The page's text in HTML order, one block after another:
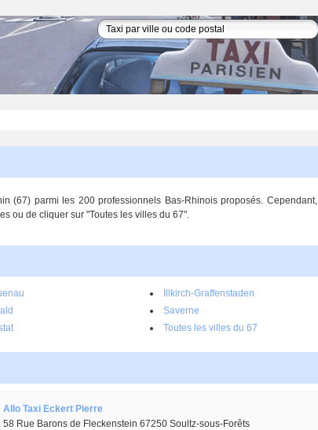
(67) parmi les 200 professionnels Bas-Rhinois proposés. Cependant,
ou de cliquer sur "Toutes les villes du 67".
Illkirch-Graffenstaden
Saverne
Toutes les villes du 67
Allo Taxi Eckert Pierre
58 Rue Barons de Fleckenstein 67250 Soultz-sous-Forêts